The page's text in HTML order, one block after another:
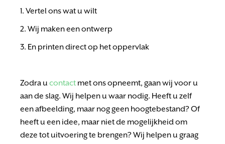
1. Vertel ons wat u wilt
2. Wij maken een ontwerp
3. En printen direct op het oppervlak
Zodra ucontact met ons opneemt, gaan wij voor u
aan de slag. Wij helpen u waar nodig. Heeft u zelf
een afbeelding, maar nog geen hoogtebestand? Of
heeft u een idee, maar niet de mogelijkheid om
deze tot uitvoering te brengen? Wij helpen u graag